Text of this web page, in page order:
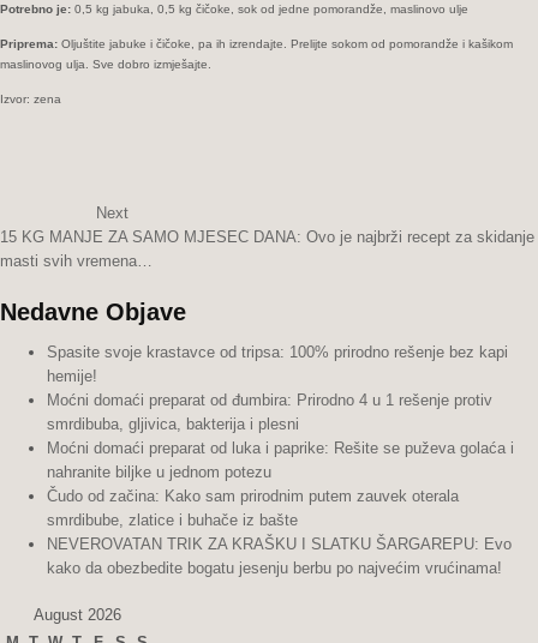
Potrebno je: 0,5 kg jabuka, 0,5 kg čičoke, sok od jedne pomorandže, maslinovo ulje
Priprema: Oljuštite jabuke i čičoke, pa ih izrendajte. Prelijte sokom od pomorandže i kašikom
maslinovog ulja. Sve dobro izmješajte.
Izvor: zena
Next
15 KG MANJE ZA SAMO MJESEC DANA: Ovo je najbrži recept za skidanje
masti svih vremena…
Nedavne Objave
Spasite svoje krastavce od tripsa: 100% prirodno rešenje bez kapi
hemije!
Moćni domaći preparat od đumbira: Prirodno 4 u 1 rešenje protiv
smrdibuba, gljivica, bakterija i plesni
Moćni domaći preparat od luka i paprike: Rešite se puževa golaća i
nahranite biljke u jednom potezu
Čudo od začina: Kako sam prirodnim putem zauvek oterala
smrdibube, zlatice i buhače iz bašte
NEVEROVATAN TRIK ZA KRAŠKU I SLATKU ŠARGAREPU: Evo
kako da obezbedite bogatu jesenju berbu po najvećim vrućinama!
August 2026